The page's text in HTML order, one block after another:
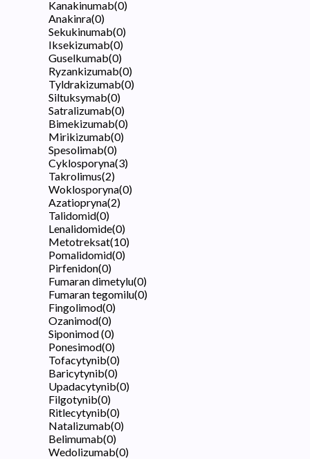
Kanakinumab(0)
Anakinra(0)
Sekukinumab(0)
Iksekizumab(0)
Guselkumab(0)
Ryzankizumab(0)
Tyldrakizumab(0)
Siltuksymab(0)
Satralizumab(0)
Bimekizumab(0)
Mirikizumab(0)
Spesolimab(0)
Cyklosporyna(3)
Takrolimus(2)
Woklosporyna(0)
Azatiopryna(2)
Talidomid(0)
Lenalidomide(0)
Metotreksat(10)
Pomalidomid(0)
Pirfenidon(0)
Fumaran dimetylu(0)
Fumaran tegomilu(0)
Fingolimod(0)
Ozanimod(0)
Siponimod(0)
Ponesimod(0)
Tofacytynib(0)
Baricytynib(0)
Upadacytynib(0)
Filgotynib(0)
Ritlecytynib(0)
Natalizumab(0)
Belimumab(0)
Wedolizumab(0)